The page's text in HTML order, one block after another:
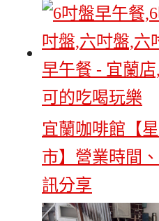
宜蘭咖啡館【
市】營業時間
訊分享